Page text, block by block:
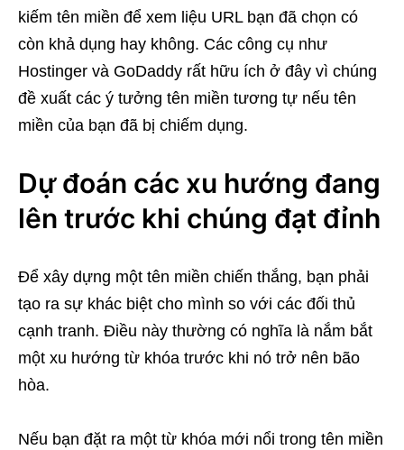
kiếm tên miền để xem liệu URL bạn đã chọn có
còn khả dụng hay không. Các công cụ như
Hostinger và GoDaddy rất hữu ích ở đây vì chúng
đề xuất các ý tưởng tên miền tương tự nếu tên
miền của bạn đã bị chiếm dụng.
Dự đoán các xu hướng đang
lên trước khi chúng đạt đỉnh
Để xây dựng một tên miền chiến thắng, bạn phải
tạo ra sự khác biệt cho mình so với các đối thủ
cạnh tranh. Điều này thường có nghĩa là nắm bắt
một xu hướng từ khóa trước khi nó trở nên bão
hòa.
Nếu bạn đặt ra một từ khóa mới nổi trong tên miền